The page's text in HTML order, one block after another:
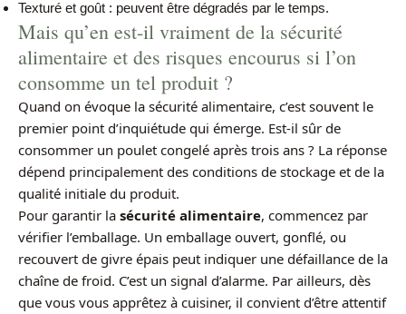
Texturé et goût : peuvent être dégradés par le temps.
Mais qu’en est-il vraiment de la sécurité
alimentaire et des risques encourus si l’on
consomme un tel produit ?
Quand on évoque la sécurité alimentaire, c’est souvent le
premier point d’inquiétude qui émerge. Est-il sûr de
consommer un poulet congelé après trois ans ? La réponse
dépend principalement des conditions de stockage et de la
qualité initiale du produit.
Pour garantir la sécurité alimentaire, commencez par
vérifier l’emballage. Un emballage ouvert, gonflé, ou
recouvert de givre épais peut indiquer une défaillance de la
chaîne de froid. C’est un signal d’alarme. Par ailleurs, dès
que vous vous apprêtez à cuisiner, il convient d’être attentif